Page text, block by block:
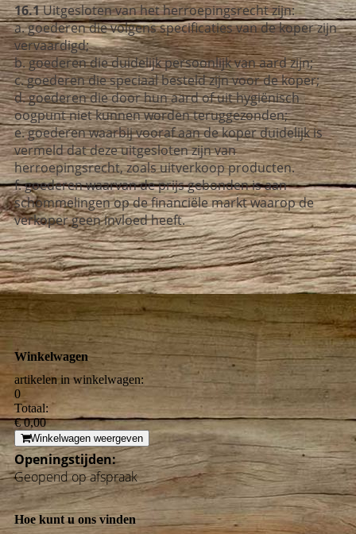
16.1Uitgesloten van het herroepingsrecht zijn:
a. goederen die volgens specificaties van de koper zijn
vervaardigd;
b. goederen die duidelijk persoonlijk van aard zijn;
c. goederen die speciaal besteld zijn voor de koper;
d. goederen die door hun aard of uit hygiënisch
oogpunt niet kunnen worden teruggezonden;
e. goederen waarbij vooraf aan de koper duidelijk is
vermeld dat dezeuitgesloten zijn van
herroepingsrecht, zoals uitverkoop producten.
f. goederen waarvan de prijs gebonden is aan
schommelingen op de financiëlemarkt waarop de
verkoper geen invloed heeft.
Winkelwagen
artikelen in winkelwagen:
0
Totaal:
€ 0,00
Winkelwagen weergeven
Openingstijden:
Geopend op afspraak
Hoe kunt u ons vinden